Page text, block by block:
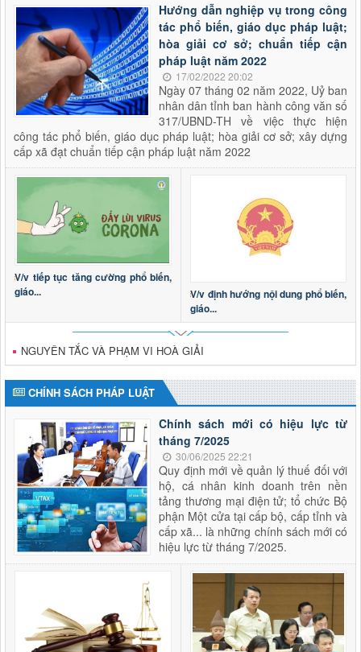
Hướng dẫn nghiệp vụ trong công
tác phổ biến, giáo dục pháp luật;
hòa giải cơ sở; chuẩn tiếp cận
pháp luật năm 2022
17/02/2022 20:02
Ngày 07 tháng 02 năm 2022, Uỷ ban
nhân dân tỉnh ban hành công văn số
317/UBND-TH về việc thực hiện
công tác phổ biến, giáo dục pháp luật; hòa giải cơ sở; xây dựng
cấp xã đạt chuẩn tiếp cận pháp luật năm 2022
V/v tiếp tục tăng cường phổ biến,
giáo...
V/v định hướng nội dung phổ biến,
giáo...
NGUYÊN TẮC VÀ PHẠM VI HOÀ GIẢI
CHÍNH SÁCH PHÁP LUẬT
Chính sách mới có hiệu lực từ
tháng 7/2025
30/06/2025 22:21
Quy định mới về quản lý thuế đối với
hộ, cá nhân kinh doanh trên nền
tảng thương mại điện tử; tổ chức Bộ
phận Một cửa tại cấp bộ, cấp tỉnh và
cấp xã... là những chính sách mới có
hiệu lực từ tháng 7/2025.